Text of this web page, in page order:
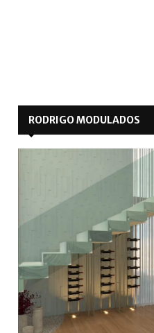
RODRIGO MODULADOS